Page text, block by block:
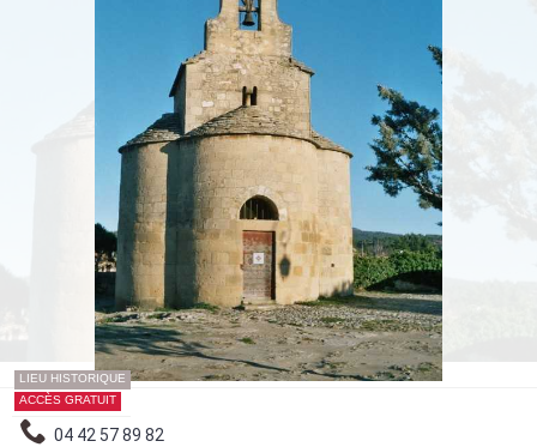
LIEU HISTORIQUE
ACCÈS GRATUIT
04 42 57 89 82